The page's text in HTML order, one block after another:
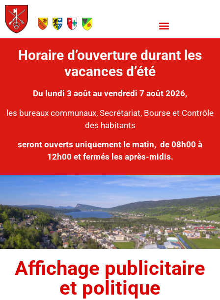
Horaire d’ouverture durant les
vacances d’été
Du lundi 3 août au vendredi 7 août 2026,
les bureaux communaux, Secrétariat, Bourse et Contrôle
des habitants
seront ouverts uniquement le matin, de 08h00 à
12h00 et fermés les après-midis.
Affichage publicitaire
et politique